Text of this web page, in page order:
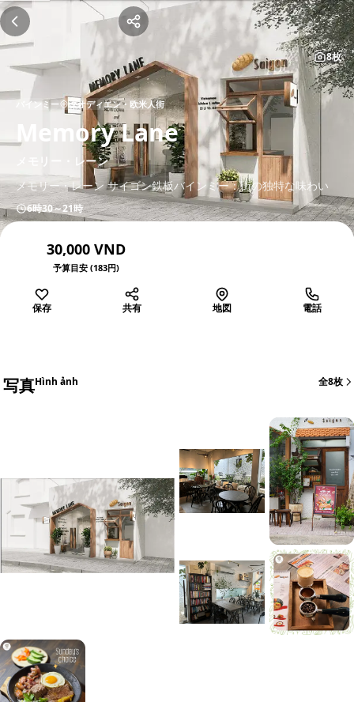
8枚
バインミー タオディエン・欧米人街
Memory Lane
メモリー・レーン
メモリー・レーン サイゴン鉄板バインミー：街の独特な味わい
6時30～21時
30,000 VND
予算目安 (183円)
保存 共有 地図 電話
写真Hình ảnh 全8枚